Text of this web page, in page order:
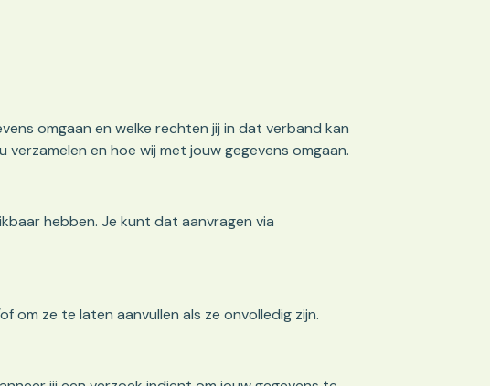
omgaan en welke rechten jij in dat verband kan
en hoe wij met jouw gegevens omgaan.
hebben. Je kunt dat aanvragen via
ze te laten aanvullen als ze onvolledig zijn.